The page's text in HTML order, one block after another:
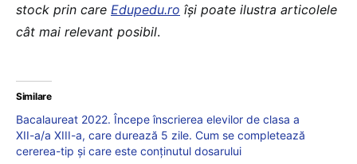
stock prin care Edupedu.ro îşi poate ilustra articolele
cât mai relevant posibil.
Similare
Bacalaureat 2022. Începe înscrierea elevilor de clasa a
XII-a/a XIII-a, care durează 5 zile. Cum se completează
cererea-tip și care este conținutul dosarului